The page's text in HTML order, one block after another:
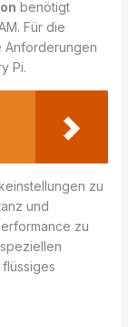
benötigt
Für die
Anforderungen
Pi.
zu
und
zu